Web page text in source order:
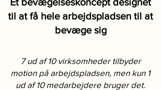
til at få hele arbejdspladsen til at
bevæge sig
7 ud af 10 virksomheder tilbyder
motion på arbejdspladsen, men kun 1
ud af 10 medarbejdere bruger det.